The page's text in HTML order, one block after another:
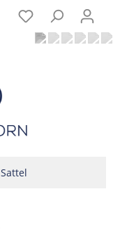
Sattel